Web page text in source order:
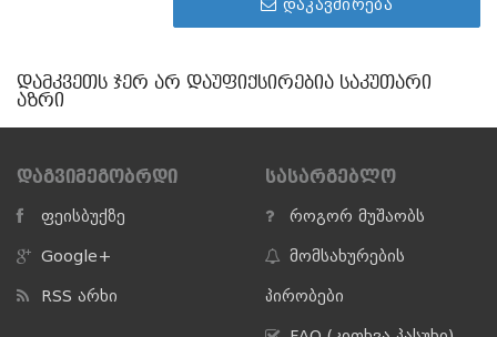
დაკავშირება
ᲓᲐᲛᲙᲕᲔᲗᲡ ᲯᲔᲠ ᲐᲠ ᲓᲐᲣᲤᲘᲥᲡᲘᲠᲔᲑᲘᲐ ᲡᲐᲙᲣᲗᲐᲠᲘ
ᲐᲖᲠᲘ
ᲓᲐᲒᲕᲘᲛᲔᲒᲝᲑᲠᲓᲘ
ფეისბუქზე
Google+
RSS არხი
ᲡᲐᲡᲐᲠᲒᲔᲑᲚᲝ
როგორ მუშაობს
მომსახურების
პირობები